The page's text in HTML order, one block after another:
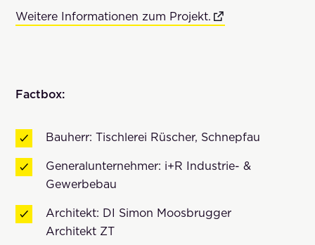
Weitere Informationen zum Projekt.
Factbox:
Bauherr: Tischlerei Rüscher, Schnepfau
Generalunternehmer: i+R Industrie- &
Gewerbebau
Architekt: DI Simon Moosbrugger
Architekt ZT